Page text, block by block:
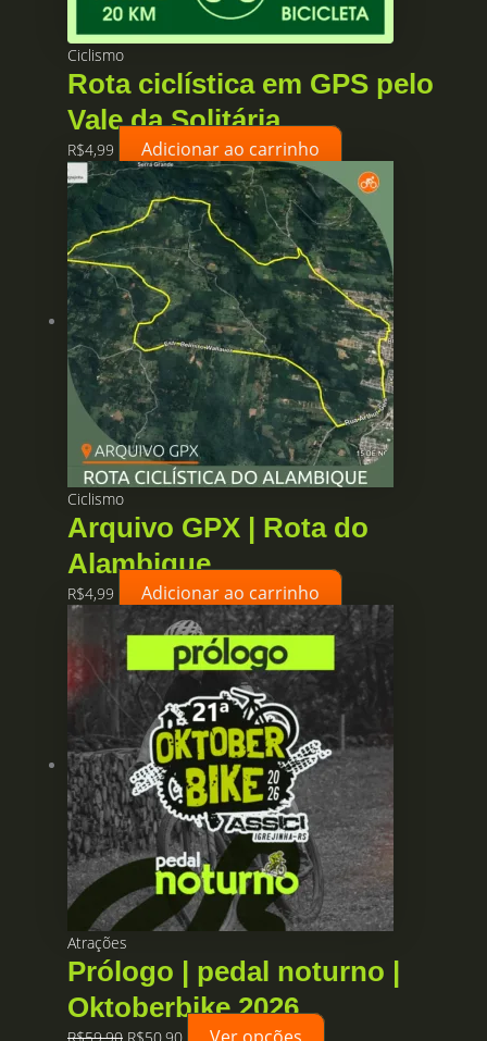
Ciclismo
Rota ciclística em GPS pelo
Vale da Solitária
R$4,99 Adicionar ao carrinho
Ciclismo
Arquivo GPX | Rota do
Alambique
R$4,99 Adicionar ao carrinho
Atrações
Prólogo | pedal noturno |
Oktoberbike 2026
O O